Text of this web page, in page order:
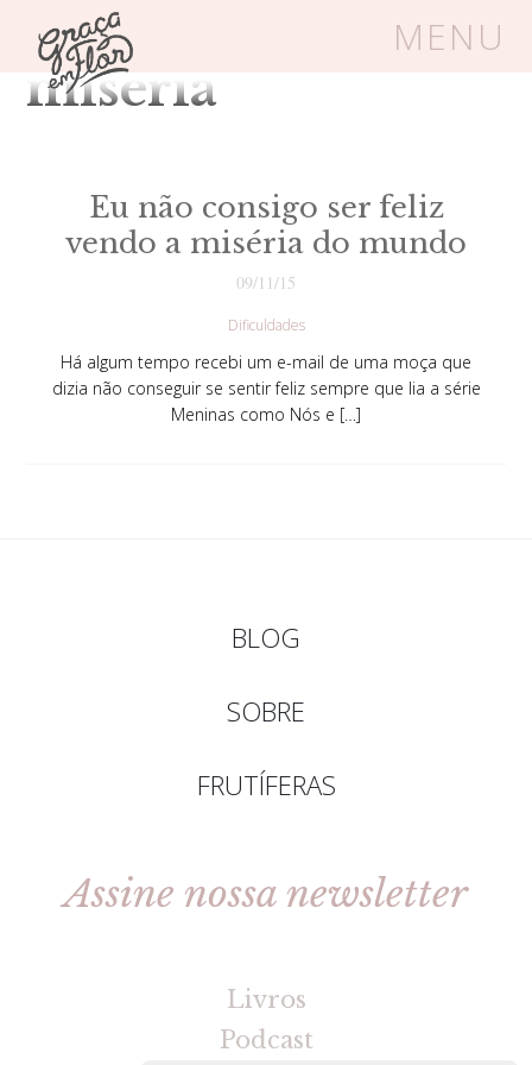
MENU
Um espaço seguro onde mulheres
BLOG
SOBRE
Tag Arquivos:
miséria
Eu não consigo ser feliz
vendo a miséria do mundo
09/11/15
Dificuldades
Há algum tempo recebi um e-mail de uma moça que
dizia não conseguir se sentir feliz sempre que lia a série
Meninas como Nós e […]
BLOG
SOBRE
FRUTÍFERAS
Assine nossa newsletter
Livros
Podcast